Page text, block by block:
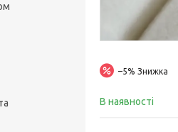
–5%
В наявності